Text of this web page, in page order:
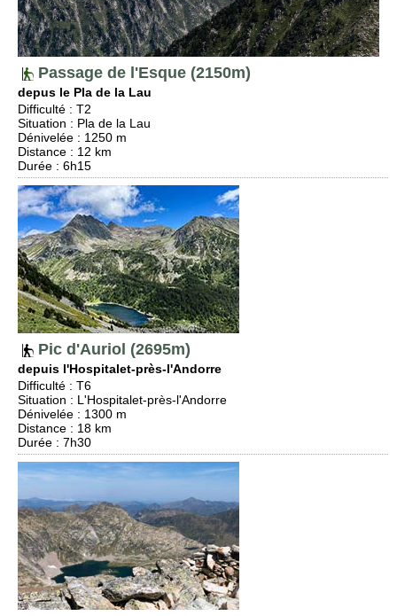
Passage de l'Esque (2150m)
depus le Pla de la Lau
Difficulté : T2
Situation : Pla de la Lau
Dénivelée : 1250 m
Distance : 12 km
Durée : 6h15
Pic d'Auriol (2695m)
depuis l'Hospitalet-près-l'Andorre
Difficulté : T6
Situation : L'Hospitalet-près-l'Andorre
Dénivelée : 1300 m
Distance : 18 km
Durée : 7h30